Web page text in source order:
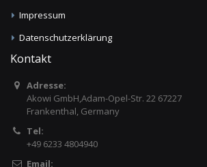
Impressum
Datenschutzerklärung
Kontakt
Adresse:
Akowi GmbH,Adam-Opel-Str. 22 67227
Frankenthal, Germany
Tel:
+49 6233 4804940
Email: